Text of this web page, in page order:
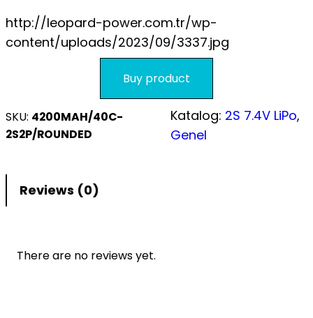
http://leopard-power.com.tr/wp-
content/uploads/2023/09/3337.jpg
Buy product
SKU: 4200MAH/40C-
2S2P/ROUNDED
Katalog: 2S 7.4V LiPo
Genel
Reviews (0)
There are no reviews yet.